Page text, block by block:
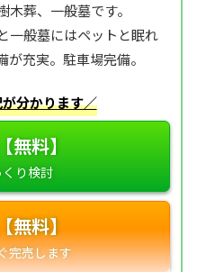
葬、一般墓です。
一般墓にはペットと眠れ
充実。駐車場完備。
分かります／
無料】
無料】